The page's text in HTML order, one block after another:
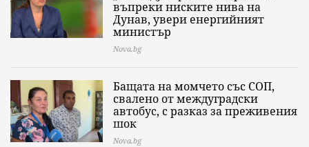
въпреки ниските нива на
Дунав, увери енергийният
министър
Nova.bg
Бащата на момчето със СОП,
свалено от междуградски
автобус, с разказ за преживения
шок
Nova.bg